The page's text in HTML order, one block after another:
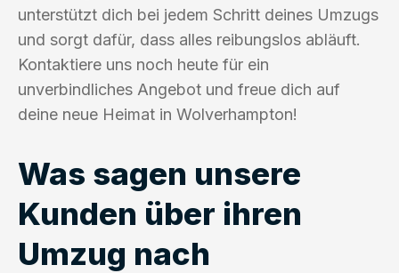
unterstützt dich bei jedem Schritt deines Umzugs
und sorgt dafür, dass alles reibungslos abläuft.
Kontaktiere uns noch heute für ein
unverbindliches Angebot und freue dich auf
deine neue Heimat in Wolverhampton!
Was sagen unsere
Kunden über ihren
Umzug nach